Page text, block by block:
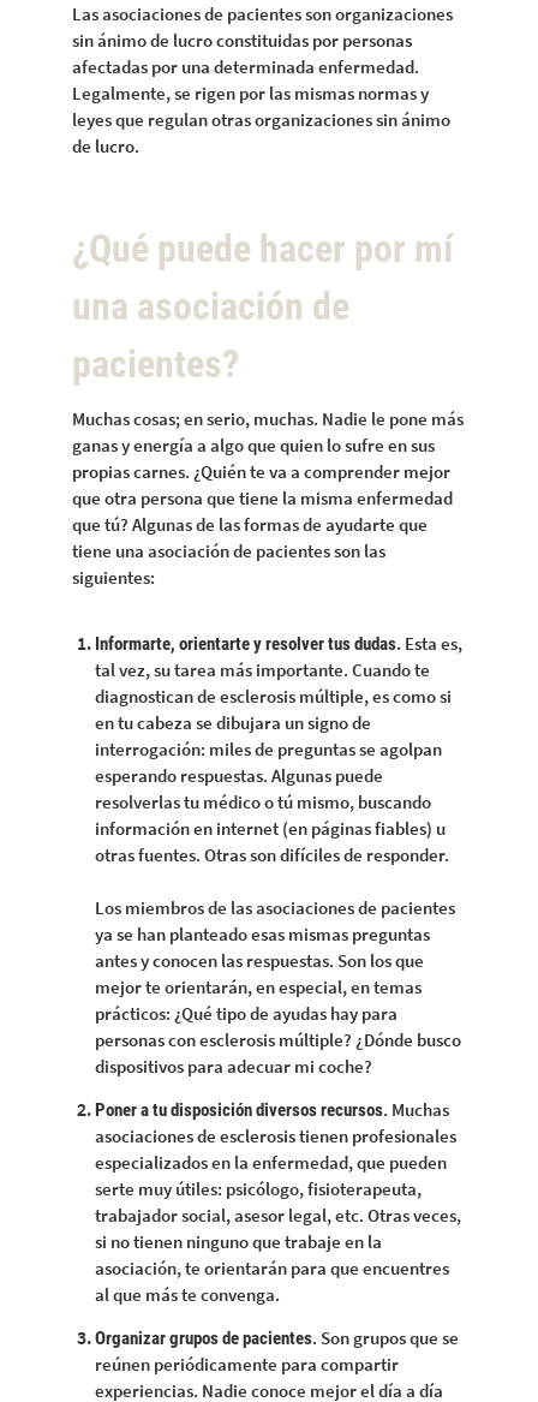
Las asociaciones de pacientes son organizaciones
sin ánimo de lucro constituidas por personas
afectadas por una determinada enfermedad.
Legalmente, se rigen por las mismas normas y
leyes que regulan otras organizaciones sin ánimo
de lucro.
¿Qué puede hacer por mí
una asociación de
pacientes?
Muchas cosas; en serio, muchas. Nadie le pone más
ganas y energía a algo que quien lo sufre en sus
propias carnes. ¿Quién te va a comprender mejor
que otra persona que tiene la misma enfermedad
que tú? Algunas de las formas de ayudarte que
tiene una asociación de pacientes son las
siguientes:
Informarte, orientarte y resolver tus dudas. Esta es,
tal vez, su tarea más importante. Cuando te
diagnostican de esclerosis múltiple, es como si
en tu cabeza se dibujara un signo de
interrogación: miles de preguntas se agolpan
esperando respuestas. Algunas puede
resolverlas tu médico o tú mismo, buscando
información en internet (en páginas fiables) u
otras fuentes. Otras son difíciles de responder.
Los miembros de las asociaciones de pacientes
ya se han planteado esas mismas preguntas
antes y conocen las respuestas. Son los que
mejor te orientarán, en especial, en temas
prácticos: ¿Qué tipo de ayudas hay para
personas con esclerosis múltiple? ¿Dónde busco
dispositivos para adecuar mi coche?
Poner a tu disposición diversos recursos. Muchas
asociaciones de esclerosis tienen profesionales
especializados en la enfermedad, que pueden
serte muy útiles: psicólogo, fisioterapeuta,
trabajador social, asesor legal, etc. Otras veces,
si no tienen ninguno que trabaje en la
asociación, te orientarán para que encuentres
al que más te convenga.
Organizar grupos de pacientes. Son grupos que se
reúnen periódicamente para compartir
experiencias. Nadie conoce mejor el día a día